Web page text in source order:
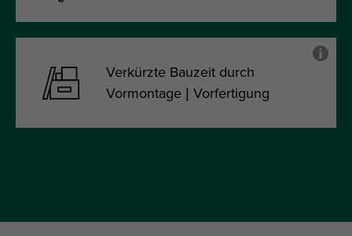
Verkürzte Bauzeit durch
Vormontage | Vorfertigung